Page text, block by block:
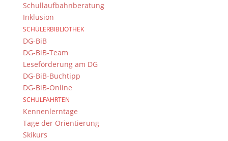
Schullaufbahnberatung
Inklusion
SCHÜLERBIBLIOTHEK
DG-BiB
DG-BiB-Team
Leseförderung am DG
DG-BiB-Buchtipp
DG-BiB-Online
SCHULFAHRTEN
Kennenlerntage
Tage der Orientierung
Skikurs
Folgen Sie dem
Kontakt Webteam
Kontaktieren Sie das Webteam